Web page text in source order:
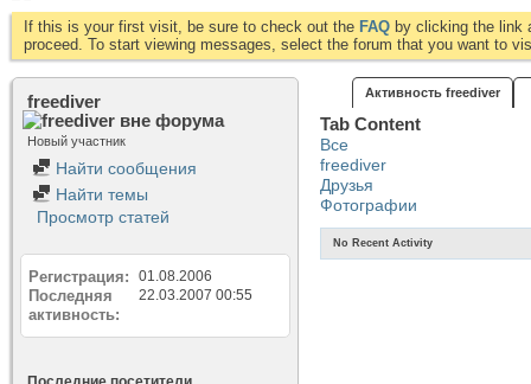
If this is your first visit, be sure to check out the FAQ by clicking the link
proceed. To start viewing messages, select the forum that you want to
freediver
Новый участник
Найти сообщения
Найти темы
Просмотр статей
Регистрация 01.08.2006
Последняя
активность
22.03.2007 00:55
Активность freediver
Tab Content
Все
freediver
Друзья
Фотографии
No Recent Activity